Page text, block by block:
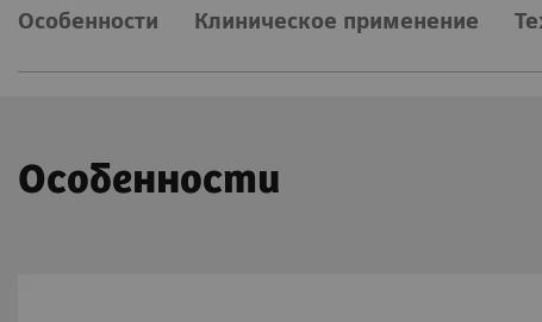
Особенности Клиническое применение
Особенности